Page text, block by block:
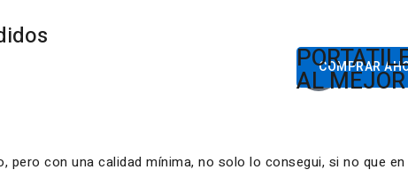
Desde
COMPRAR
AL
pero con una calidad mínima, no solo lo consegui, si no que